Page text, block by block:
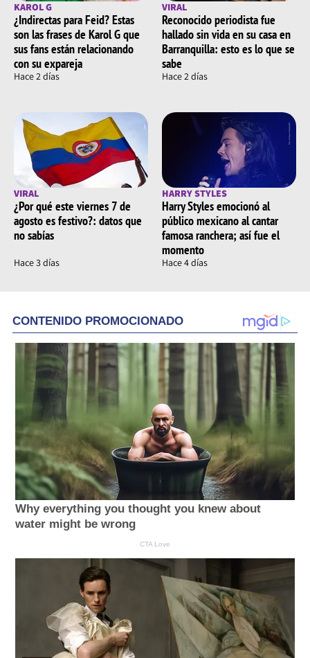
KAROL G
¿Indirectas para Feid? Estas
son las frases de Karol G que
sus fans están relacionando
con su expareja
Hace 2 días
VIRAL
Reconocido periodista fue
hallado sin vida en su casa en
Barranquilla: esto es lo que se
sabe
Hace 2 días
VIRAL
¿Por qué este viernes 7 de
agosto es festivo?: datos que
no sabías
Hace 3 días
HARRY STYLES
Harry Styles emocionó al
público mexicano al cantar
famosa ranchera; así fue el
momento
Hace 4 días